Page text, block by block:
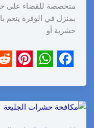
متخصصة للقضاء على
بمنزل في الوفرة ينعم
حشرية أو
a
c
e
h
a
i
n
e
d
d